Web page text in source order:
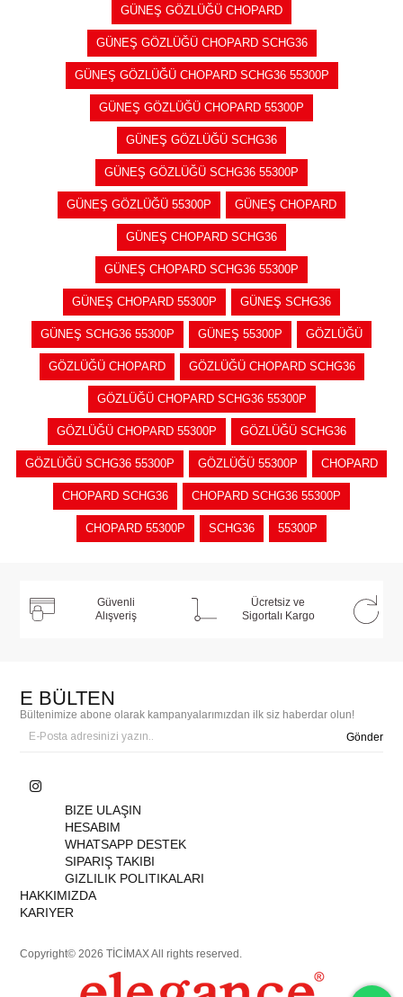
GÜNEŞ GÖZLÜĞÜ CHOPARD
GÜNEŞ GÖZLÜĞÜ CHOPARD SCHG36
GÜNEŞ GÖZLÜĞÜ CHOPARD SCHG36 55300P
GÜNEŞ GÖZLÜĞÜ CHOPARD 55300P
GÜNEŞ GÖZLÜĞÜ SCHG36
GÜNEŞ GÖZLÜĞÜ SCHG36 55300P
GÜNEŞ GÖZLÜĞÜ 55300P GÜNEŞ CHOPARD
GÜNEŞ CHOPARD SCHG36
GÜNEŞ CHOPARD SCHG36 55300P
GÜNEŞ CHOPARD 55300P GÜNEŞ SCHG36
GÜNEŞ SCHG36 55300P GÜNEŞ 55300P GÖZLÜĞÜ
GÖZLÜĞÜ CHOPARD GÖZLÜĞÜ CHOPARD SCHG36
GÖZLÜĞÜ CHOPARD SCHG36 55300P
GÖZLÜĞÜ CHOPARD 55300P GÖZLÜĞÜ SCHG36
GÖZLÜĞÜ SCHG36 55300P GÖZLÜĞÜ 55300P CHOPARD
CHOPARD SCHG36 CHOPARD SCHG36 55300P
CHOPARD 55300P SCHG36 55300P
Güvenli
Alışveriş
Ücretsiz ve
Sigortalı Kargo
E BÜLTEN
Bültenimize abone olarak kampanyalarımızdan ilk siz haberdar olun!
Gönder
BIZE ULAŞIN
HESABIM
WHATSAPP DESTEK
SIPARIŞ TAKIBI
GIZLILIK POLITIKALARI
HAKKIMIZDA
KARIYER
Copyright© 2026 TİCİMAX All rights reserved.